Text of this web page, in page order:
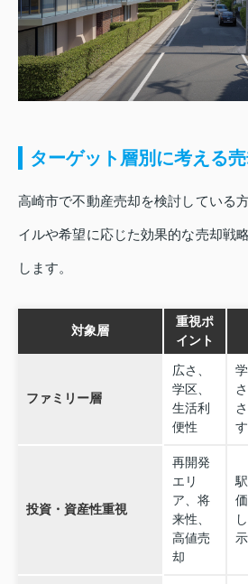
ターゲット層別に考える
高崎市で不動産売却を検討している
イルや希望に応じた効果的な売却戦
します。
対象層
重視ポ
イント
ファミリー層
広さ、
学区、
生活利
便性
す
投資・資産性重視
再開発
エリ
ア、将
来性、
高値売
却